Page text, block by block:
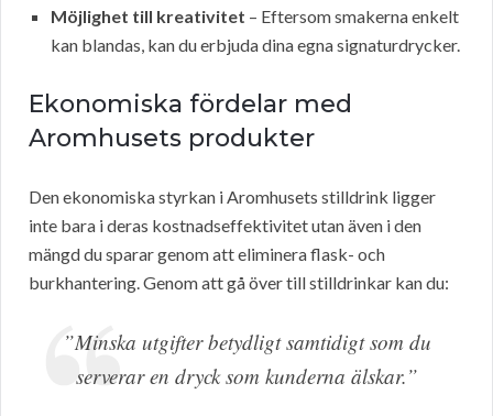
Möjlighet till kreativitet – Eftersom smakerna enkelt
kan blandas, kan du erbjuda dina egna signaturdrycker.
Ekonomiska fördelar med
Aromhusets produkter
Den ekonomiska styrkan i Aromhusets stilldrink ligger
inte bara i deras kostnadseffektivitet utan även i den
mängd du sparar genom att eliminera flask- och
burkhantering. Genom att gå över till stilldrinkar kan du:
”Minska utgifter betydligt samtidigt som du
serverar en dryck som kunderna älskar.”